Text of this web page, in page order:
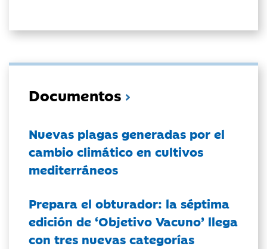
Documentos
Nuevas plagas generadas por el
cambio climático en cultivos
mediterráneos
Prepara el obturador: la séptima
edición de ‘Objetivo Vacuno’ llega
con tres nuevas categorías